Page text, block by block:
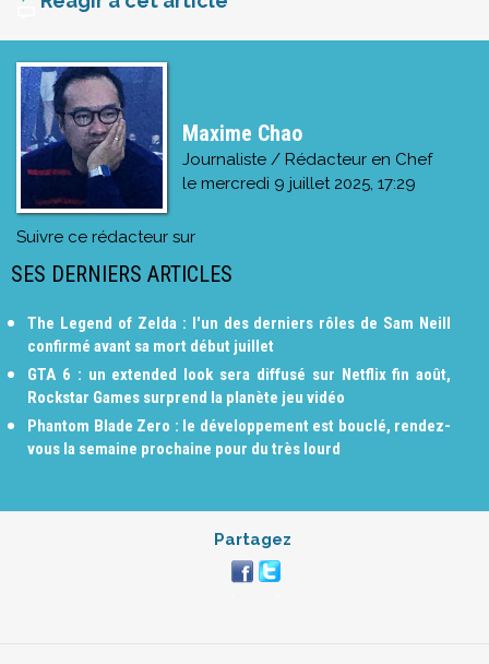
Maxime Chao
Journaliste / Rédacteur en Chef
le mercredi 9 juillet 2025, 17:29
Suivre ce rédacteur sur
SES DERNIERS ARTICLES
The Legend of Zelda : l'un des derniers rôles de Sam Neill
confirmé avant sa mort début juillet
GTA 6 : un extended look sera diffusé sur Netflix fin août,
Rockstar Games surprend la planète jeu vidéo
Phantom Blade Zero : le développement est bouclé, rendez-
vous la semaine prochaine pour du très lourd
Partagez